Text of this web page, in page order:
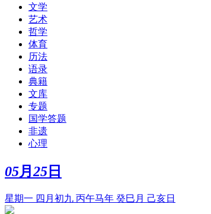
文学
艺术
哲学
体育
历法
语录
典籍
文库
专题
国学答题
非遗
心理
05月 25 日
星期一 四月初九 丙午马年 癸巳月 己亥日